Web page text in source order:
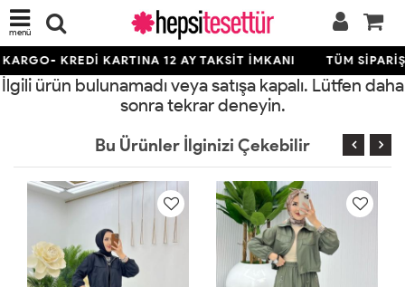
menü
KREDİ KARTINA 12 AY TAKSİT İMKANI TÜM
İlgili ürün bulunamadı veya satışa kapalı. Lütfen daha
sonra tekrar deneyin.
Bu Ürünler İlginizi Çekebilir